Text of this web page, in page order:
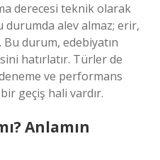
derecesi teknik olarak
durumda alev almaz; erir,
durum, edebiyatın
hatırlatır. Türler de
ve performans
geçiş hali vardır.
Anlamın